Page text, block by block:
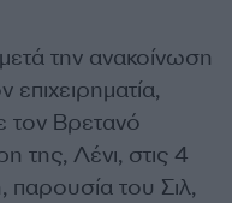
την ανακοίνωση
τον Βρετανό
της, Λένι, στις 4
του Σιλ,